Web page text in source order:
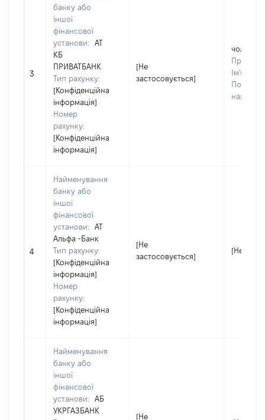
3
банку або
іншої
фінансової
установи:
АТ
КБ
ПРИВАТБАНК
Тип рахунку:
[Конфіденційна
інформація]
Номер
рахунку:
[Конфіденційна
інформація]
[Не
застосовується]
чоловік
Ім'я:
По
4
Найменування
банку або
іншої
фінансової
установи:
АТ
Альфа -Банк
Тип рахунку:
[Конфіденційна
інформація]
Номер
рахунку:
[Конфіденційна
інформація]
[Не
застосовується]
[Не
Найменування
банку або
іншої
фінансової
установи:
АБ
УКРГАЗБАНК
[Не